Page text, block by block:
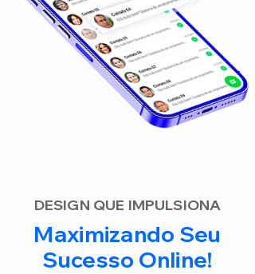
DESIGN QUE IMPULSIONA
Maximizando Seu
Sucesso Online!